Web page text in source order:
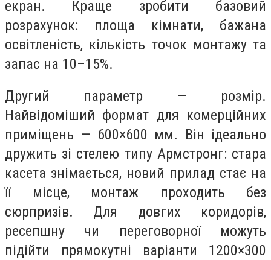
екран. Краще зробити базовий
розрахунок: площа кімнати, бажана
освітленість, кількість точок монтажу та
запас на 10–15%.
Другий параметр — розмір.
Найвідоміший формат для комерційних
приміщень — 600×600 мм. Він ідеально
дружить зі стелею типу Армстронг: стара
касета знімається, новий прилад стає на
її місце, монтаж проходить без
сюрпризів. Для довгих коридорів,
ресепшну чи переговорної можуть
підійти прямокутні варіанти 1200×300